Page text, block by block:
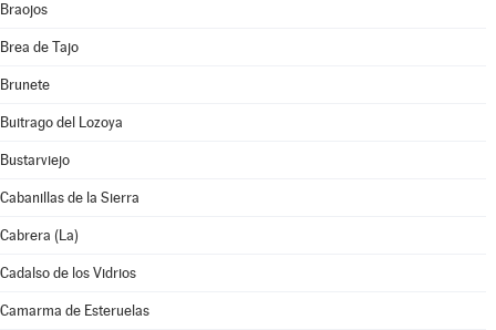
Braojos
Brea de Tajo
Brunete
Buitrago del Lozoya
Bustarviejo
Cabanillas de la Sierra
Cabrera (La)
Cadalso de los Vidrios
Camarma de Esteruelas